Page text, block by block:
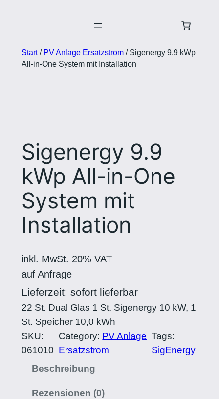
Start/ PV Anlage Ersatzstrom/ Sigenergy 9.9 kWp
All-in-One System mit Installation
Sigenergy 9.9
kWp All-in-One
System mit
Installation
inkl. MwSt. 20% VAT
auf Anfrage
Lieferzeit: sofort lieferbar
22 St. Dual Glas 1 St. Sigenergy 10 kW, 1
St. Speicher 10,0 kWh
SKU:
061010
Category: PV Anlage
Ersatzstrom
Tags:
SigEnergy
Beschreibung
Rezensionen (0)